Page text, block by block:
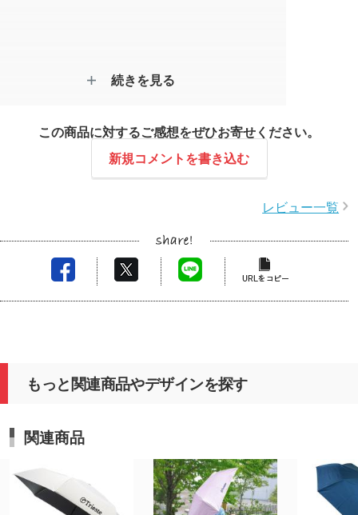
続きを見る
この商品に対するご感想をぜひお寄せください。
新規コメントを書き込む
レビュー一覧
もっと関連商品やデザインを探す
関連商品